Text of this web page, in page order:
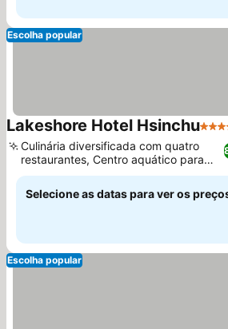
Escolha popular
Lakeshore Hotel Hsinchu4
Culinária diversificada com quatro
restaurantes, Centro aquático para
toda a família
Selecione as datas para ver os
Escolha popular